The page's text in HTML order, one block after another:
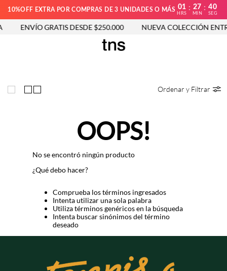
10%OFF EXTRA POR COMPRAS DE 3 UNIDADES O MÁS 01
HRS
: 27
MIN
: 40
SEG
ENVÍO GRATIS DESDE $250.000 NUEVA COLECCIÓN
Ordenar y Filtrar
OOPS!
No se encontró ningún producto
¿Qué debo hacer?
Comprueba los términos ingresados
Intenta utilizar una sola palabra
Utiliza términos genéricos en la búsqueda
Intenta buscar sinónimos del término
deseado